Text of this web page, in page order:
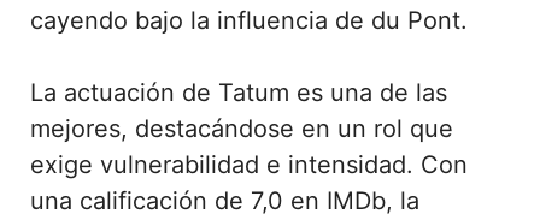
cayendo bajo la influencia de du Pont.
La actuación de Tatum es una de las
mejores, destacándose en un rol que
exige vulnerabilidad e intensidad. Con
una calificación de 7,0 en IMDb, la